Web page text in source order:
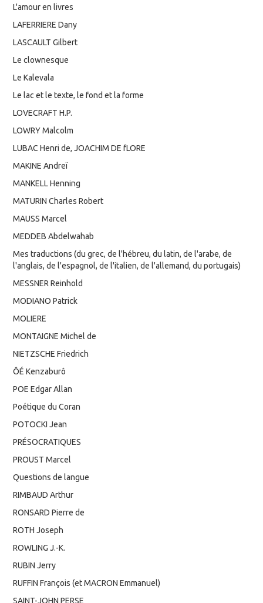
L'amour en livres
LAFERRIERE Dany
LASCAULT Gilbert
Le clownesque
Le Kalevala
Le lac et le texte, le fond et la forme
LOVECRAFT H.P.
LOWRY Malcolm
LUBAC Henri de, JOACHIM DE fLORE
MAKINE Andreï
MANKELL Henning
MATURIN Charles Robert
MAUSS Marcel
MEDDEB Abdelwahab
Mes traductions (du grec, de l'hébreu, du latin, de l'arabe, de
l'anglais, de l'espagnol, de l'italien, de l'allemand, du portugais)
MESSNER Reinhold
MODIANO Patrick
MOLIERE
MONTAIGNE Michel de
NIETZSCHE Friedrich
ÔÉ Kenzaburô
POE Edgar Allan
Poétique du Coran
POTOCKI Jean
PRÉSOCRATIQUES
PROUST Marcel
Questions de langue
RIMBAUD Arthur
RONSARD Pierre de
ROTH Joseph
ROWLING J.-K.
RUBIN Jerry
RUFFIN François (et MACRON Emmanuel)
SAINT-JOHN PERSE